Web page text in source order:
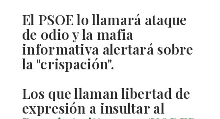
El PSOE lo llamará ataque
de odio y la mafia
informativa alertará sobre
la "crispación".
Los que llaman libertad de
expresión a insultar al